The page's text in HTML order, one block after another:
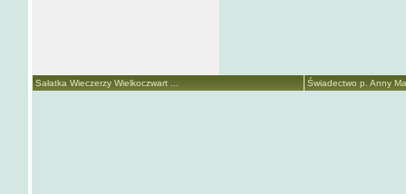
Sałatka Wieczerzy Wielkoczwart ... Świadectwo p. Anny